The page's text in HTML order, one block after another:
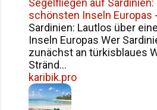
Segelfliegen auf
schönsten Inseln Europas -
Sardinien: Lautlos über
Inseln Europas Wer
zunächst an türkisblaues
Stränd...
karibik.pro